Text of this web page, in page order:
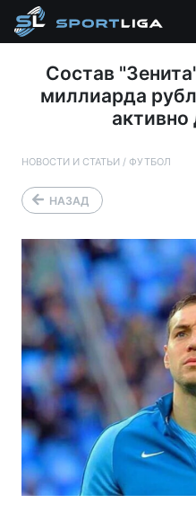
Состав
миллиарда
НОВОСТИ И СТАТЬИ / ФУТБОЛ
НАЗАД